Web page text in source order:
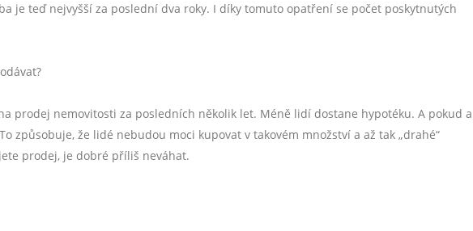
je teď nejvyšší za poslední dva roky. I díky tomuto opatření se počet poskytnutých
prodej nemovitosti za posledních několik let. Méně lidí dostane hypotéku. A pokud
způsobuje, že lidé nebudou moci kupovat v takovém množství a až tak „drahé“
prodej, je dobré příliš neváhat.